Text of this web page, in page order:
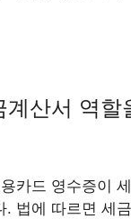
산서 역할
카드 영수증이
법에 따르면 세